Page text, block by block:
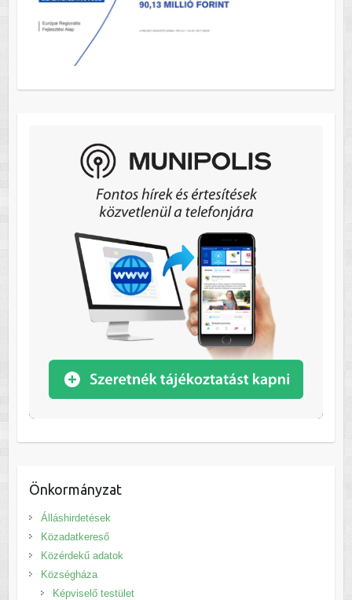
Önkormányzat
Álláshirdetések
Közadatkereső
Közérdekű adatok
Községháza
Képviselő testület